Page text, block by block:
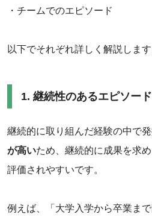
・チームでのエピソード
以下でそれぞれ詳しく解説します
1. 継続性のあるエピソード
継続的に取り組んだ経験の中で発
が高いため、継続的に成果を求
評価されやすいです。
例えば、「大学入学から卒業ま